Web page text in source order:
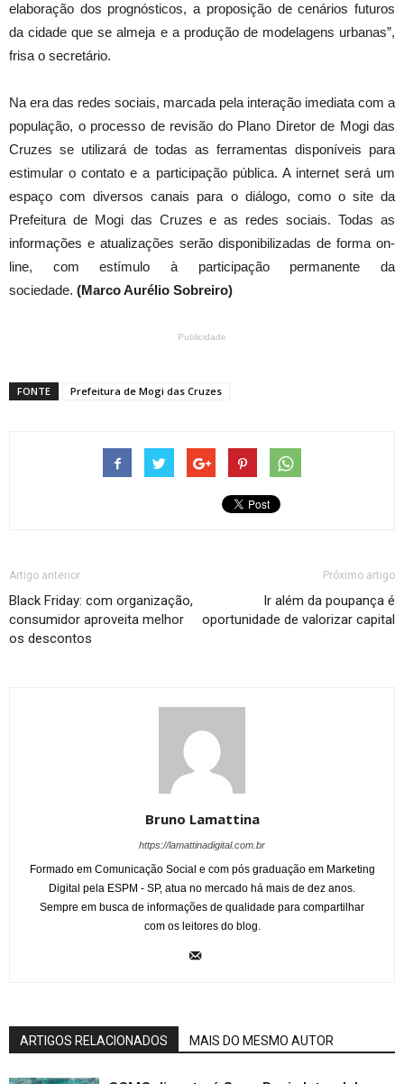
elaboração dos prognósticos, a proposição de cenários futuros
da cidade que se almeja e a produção de modelagens urbanas”,
frisa o secretário.
Na era das redes sociais, marcada pela interação imediata com a
população, o processo de revisão do Plano Diretor de Mogi das
Cruzes se utilizará de todas as ferramentas disponíveis para
estimular o contato e a participação pública. A internet será um
espaço com diversos canais para o diálogo, como o site da
Prefeitura de Mogi das Cruzes e as redes sociais. Todas as
informações e atualizações serão disponibilizadas de forma on-
line, com estímulo à participação permanente da
sociedade. (Marco Aurélio Sobreiro)
Publicidade
FONTE Prefeitura de Mogi das Cruzes
Artigo anterior
Black Friday: com organização,
consumidor aproveita melhor
os descontos
Próximo artigo
Ir além da poupança é
oportunidade de valorizar capital
Bruno Lamattina
https://lamattinadigital.com.br
Formado em Comunicação Social e com pós graduação em Marketing
Digital pela ESPM - SP, atua no mercado há mais de dez anos.
Sempre em busca de informações de qualidade para compartilhar
com os leitores do blog.
ARTIGOS RELACIONADOS MAIS DO MESMO AUTOR